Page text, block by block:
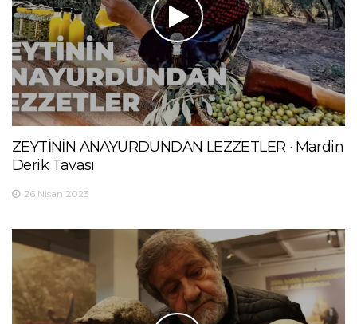
ZEYTİNİN ANAYURDUNDAN LEZZETLER · Mardin
Derik Tavası
26 Nisan 2023